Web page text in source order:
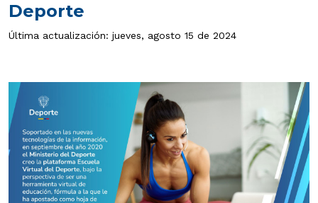
Deporte
Última actualización: jueves, agosto 15 de 2024